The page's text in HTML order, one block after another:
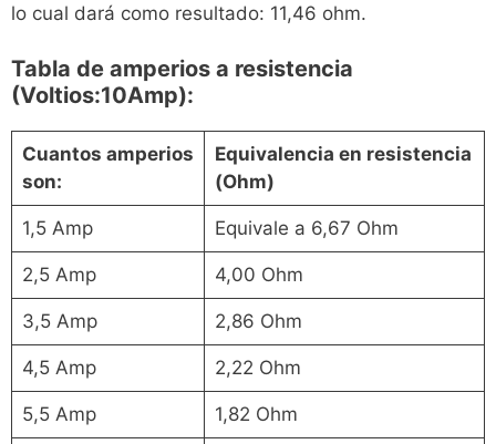
lo cual dará como resultado: 11,46 ohm.
Tabla de amperios a resistencia
(Voltios:10Amp):
Cuantos amperios
son:
Equivalencia en resistencia
(Ohm)
1,5 Amp Equivale a 6,67 Ohm
2,5 Amp 4,00 Ohm
3,5 Amp 2,86 Ohm
4,5 Amp 2,22 Ohm
5,5 Amp 1,82 Ohm